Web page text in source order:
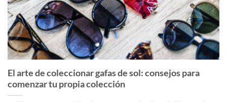
El arte de coleccionar gafas de sol: consejos para
comenzar tu propia colección